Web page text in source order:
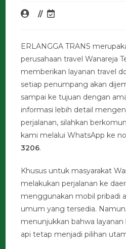
ERLANGGA TRANS
perusahaan travel Wanareja
memberikan layanan travel
setiap penumpang akan
sampai ke tujuan dengan
informasi lebih detail
perjalanan, silahkan
kami melalui WhatsApp ke
3206.
Khusus untuk masyarakat
melakukan perjalanan ke
menggunakan mobil pribadi
umum yang tersedia.
menunjukkan bahwa
api tetap menjadi pilihan